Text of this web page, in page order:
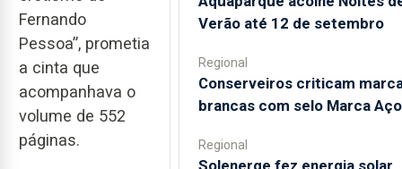
Fernando
Pessoa”, prometia
a cinta que
acompanhava o
volume de 552
páginas.
Verão até 12 de setembro
Regional
Conserveiros criticam
brancas com selo Marca
Regional
Solenerge fez energia solar